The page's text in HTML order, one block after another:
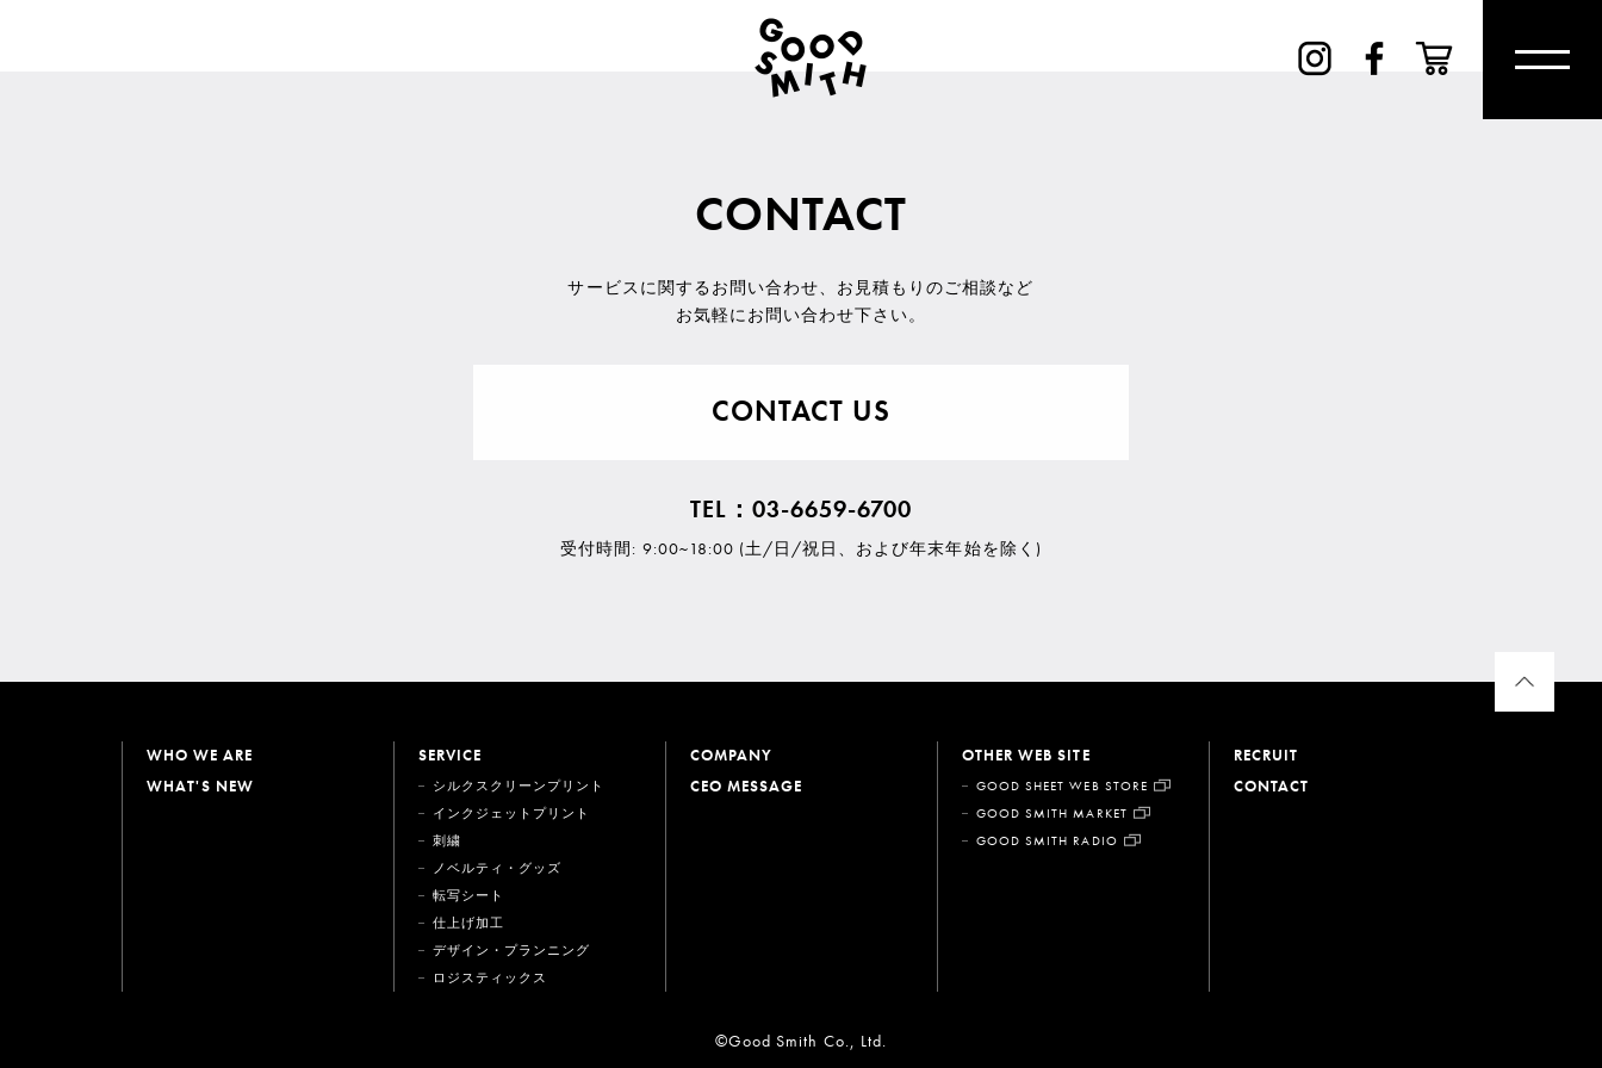
CONTACT
サービスに関するお問い合わせ、 お見積もりのご相談など
お気軽にお問い合わせ下さい。
CONTACT US
TEL：03-6659-6700
受付時間: 9:00~18:00 (土/日/祝日、および年末年始を除く)
WHO WE ARE
WHAT'S NEW
SERVICE
シルクスクリーンプリント
インクジェットプリント
刺繍
ノベルティ・グッズ
転写シート
仕上げ加工
デザイン・プランニング
ロジスティックス
COMPANY
CEO MESSAGE
OTHER WEB SITE
GOOD SHEET WEB STORE
GOOD SMITH MARKET
GOOD SMITH RADIO
RECRUIT
CONTACT
©Good Smith Co., Ltd.